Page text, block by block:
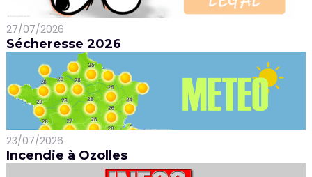
27/07/2026
Sécheresse 2026
23/07/2026
Incendie à Ozolles